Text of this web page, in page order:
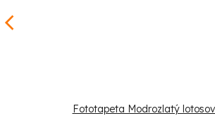
Fototapeta Modrozlatý